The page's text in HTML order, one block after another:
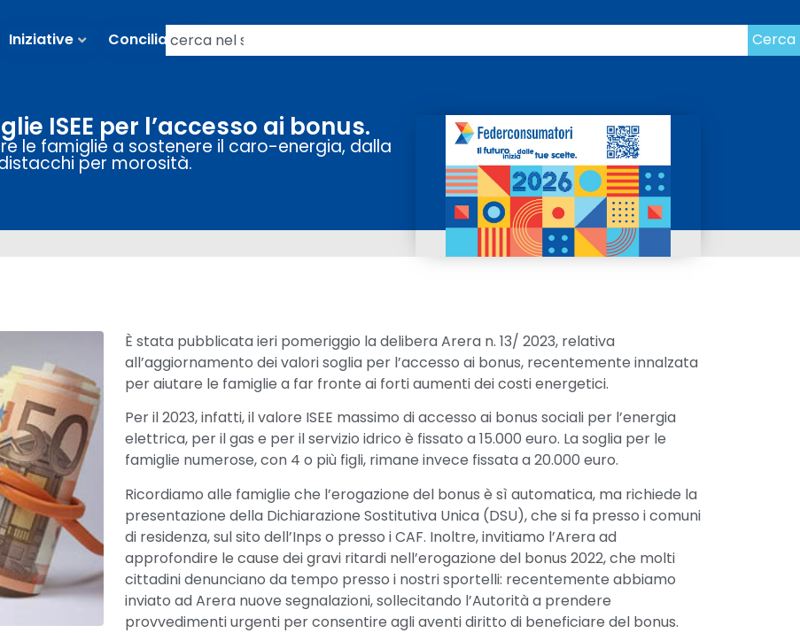
Iniziative Conciliazioni Cerca
ISEE per l’accesso ai bonus.
le famiglie a sostenere il caro-energia, dalla
per morosità.
È stata pubblicata ieri pomeriggio la delibera Arera n. 13/ 2023, relativa
all’aggiornamento dei valori soglia per l’accesso ai bonus, recentemente innalzata
per aiutare le famiglie a far fronte ai forti aumenti dei costi energetici.
Per il 2023, infatti, il valore ISEE massimo di accesso ai bonus sociali per l’energia
elettrica, per il gas e per il servizio idrico è fissato a 15.000 euro. La soglia per le
famiglie numerose, con 4 o più figli, rimane invece fissata a 20.000 euro.
Ricordiamo alle famiglie che l’erogazione del bonus è sì automatica, ma richiede la
presentazione della Dichiarazione Sostitutiva Unica (DSU), che si fa presso i comuni
di residenza, sul sito dell’Inps o presso i CAF. Inoltre, invitiamo l’Arera ad
approfondire le cause dei gravi ritardi nell’erogazione del bonus 2022, che molti
cittadini denunciano da tempo presso i nostri sportelli: recentemente abbiamo
inviato ad Arera nuove segnalazioni, sollecitando l’Autorità a prendere
provvedimenti urgenti per consentire agli aventi diritto di beneficiare del bonus.